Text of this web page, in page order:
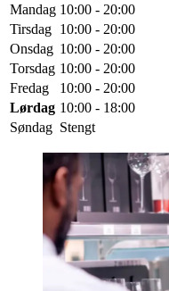
Mandag 10:00 - 20:00
Tirsdag 10:00 - 20:00
Onsdag 10:00 - 20:00
Torsdag 10:00 - 20:00
Fredag
10:00 - 20:00
Lørdag 10:00 - 18:00
Søndag Stengt